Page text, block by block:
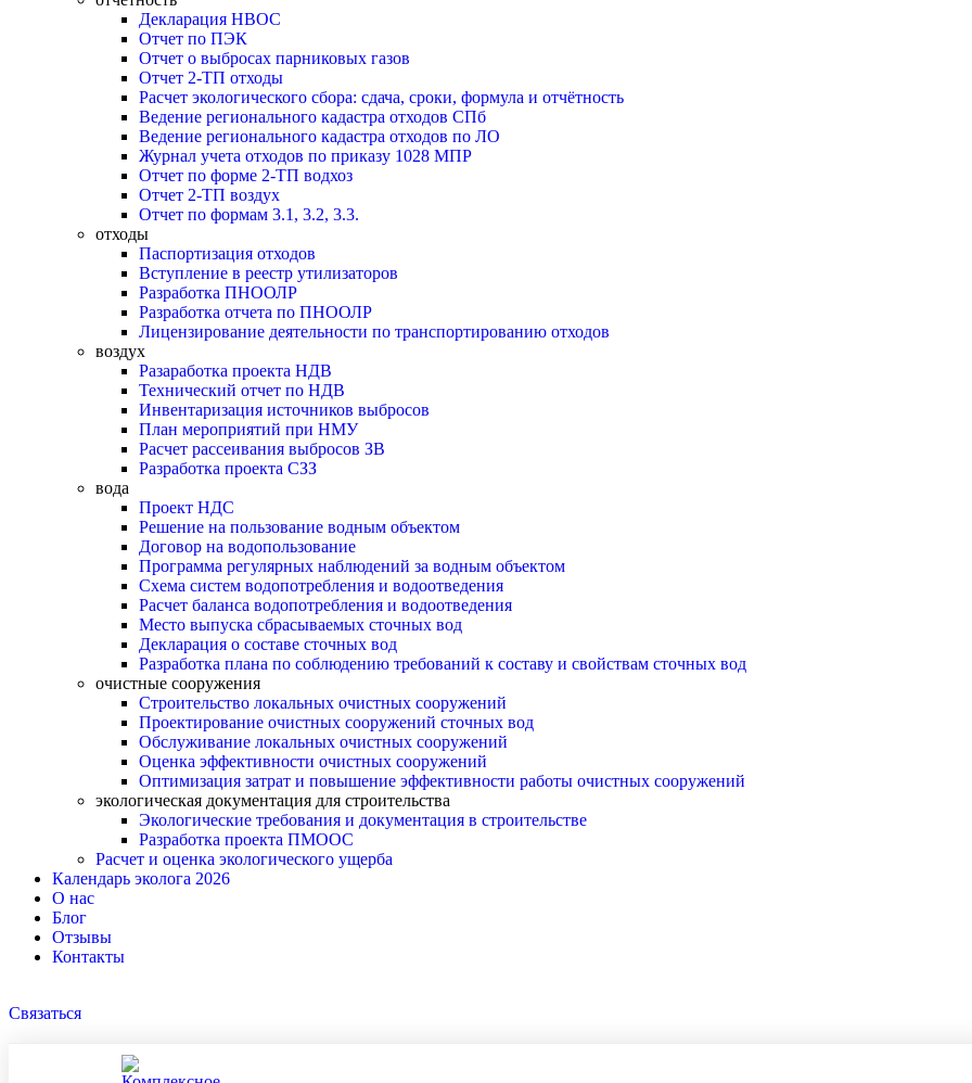
Декларация НВОС
Отчет по ПЭК
Отчет о выбросах парниковых газов
Отчет 2-ТП отходы
Расчет экологического сбора: сдача, сроки, формула и отчётность
Ведение регионального кадастра отходов СПб
Ведение регионального кадастра отходов по ЛО
Журнал учета отходов по приказу 1028 МПР
Отчет по форме 2-ТП водхоз
Отчет 2-ТП воздух
Отчет по формам 3.1, 3.2, 3.3.
отходы
Паспортизация отходов
Вступление в реестр утилизаторов
Разработка ПНООЛР
Разработка отчета по ПНООЛР
Лицензирование деятельности по транспортированию отходов
воздух
Разаработка проекта НДВ
Технический отчет по НДВ
Инвентаризация источников выбросов
План мероприятий при НМУ
Расчет рассеивания выбросов ЗВ
Разработка проекта СЗЗ
вода
Проект НДС
Решение на пользование водным объектом
Договор на водопользование
Программа регулярных наблюдений за водным объектом
Схема систем водопотребления и водоотведения
Расчет баланса водопотребления и водоотведения
Место выпуска сбрасываемых сточных вод
Декларация о составе сточных вод
Разработка плана по соблюдению требований к составу и свойствам сточных вод
очистные сооружения
Строительство локальных очистных сооружений
Проектирование очистных сооружений сточных вод
Обслуживание локальных очистных сооружений
Оценка эффективности очистных сооружений
Оптимизация затрат и повышение эффективности работы очистных сооружений
экологическая документация для строительства
Экологические требования и документация в строительстве
Разработка проекта ПМООС
Расчет и оценка экологического ущерба
Календарь эколога 2026
О нас
Блог
Отзывы
Контакты
Связаться